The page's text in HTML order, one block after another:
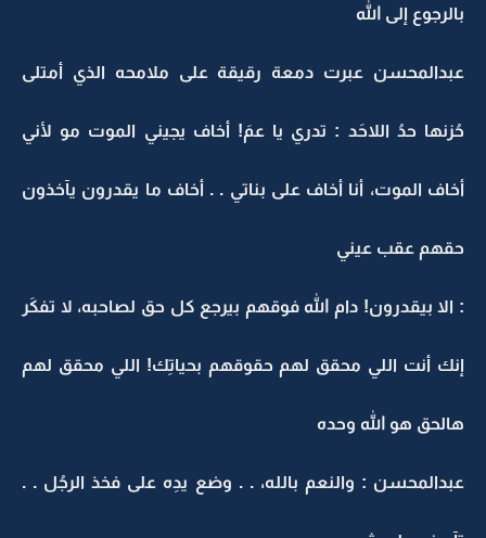
بالرجوع إلى الله
عبدالمحسن عبرت دمعة رقيقة على ملامحه الذي أمتلى
حُزنها حدُ اللاحَد : تدري يا عمَ! أخاف يجيني الموت مو لأني
أخاف الموت، أنا أخاف على بناتي . . أخاف ما يقدرون يآخذون
حقهم عقب عيني
: الا بيقدرون! دام الله فوقهم بيرجع كل حق لصاحبه، لا تفكَر
إنك أنت اللي محقق لهم حقوقهم بحياتِك! اللي محقق لهم
هالحق هو الله وحده
عبدالمحسن : والنعم بالله، . . وضع يدِه على فخذ الرجُل . .